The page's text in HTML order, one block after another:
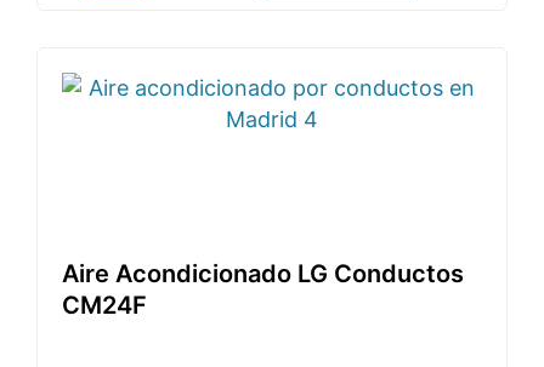
Aire Acondicionado LG Conductos
CM24F